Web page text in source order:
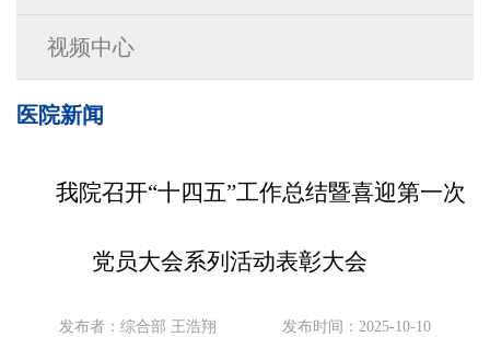
视频中心
医院新闻
我院召开“十四五”工作总结暨喜迎第一次
党员大会系列活动表彰大会
发布者：综合部 王浩翔 发布时间：2025-10-10